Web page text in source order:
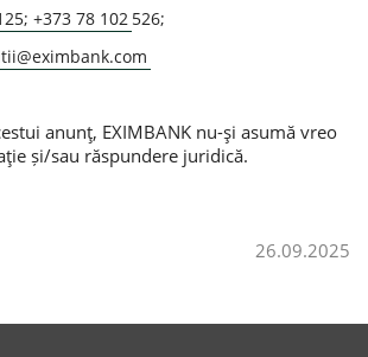
+373 78 102 526;
anunţ, EXIMBANK nu-şi asumă vreo
și/sau răspundere juridică.
26.09.2025